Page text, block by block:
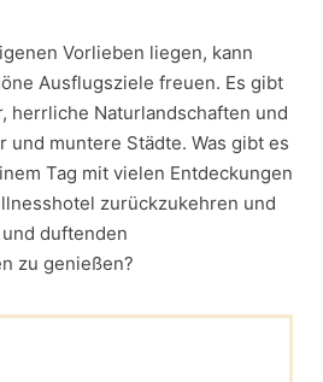
Vorlieben liegen, kann
Ausflugsziele freuen. Es gibt
herrliche Naturlandschaften und
muntere Städte. Was gibt es
Tag mit vielen Entdeckungen
zurückzukehren und
duftenden
zu genießen?